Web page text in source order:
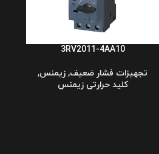
3RV2011-4AA10
تجهیزات فشار ضعیف, زیمنس,
کلید حرارتی زیمنس